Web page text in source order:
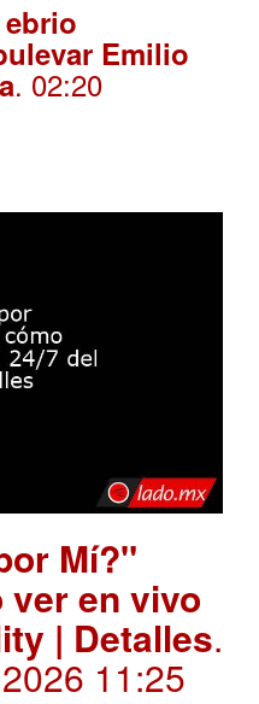
Emilio
. 02:20
Mí?"
ver en vivo
| Detalles.
11:25